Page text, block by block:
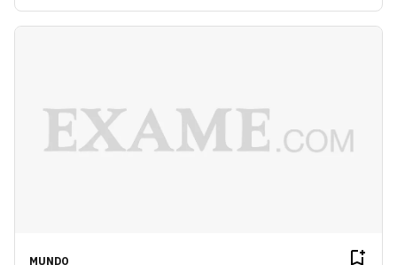
MUNDO